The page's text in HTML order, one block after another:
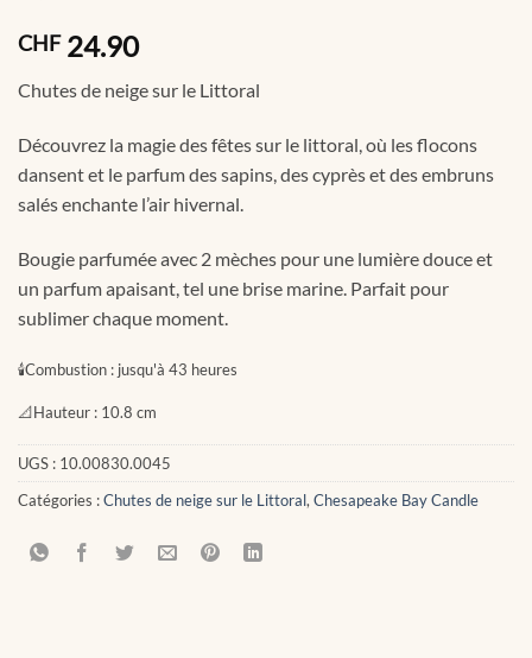
CHF24.90
Chutes de neige sur le Littoral
Découvrez la magie des fêtes sur le littoral, où les flocons
dansent et le parfum des sapins, des cyprès et des embruns
salés enchante l’air hivernal.
Bougie parfumée avec 2 mèches pour une lumière douce et
un parfum apaisant, tel une brise marine. Parfait pour
sublimer chaque moment.
🕯Combustion : jusqu'à 43 heures
📐Hauteur : 10.8 cm
UGS : 10.00830.0045
Catégories :Chutes de neige sur le Littoral, Chesapeake Bay Candle